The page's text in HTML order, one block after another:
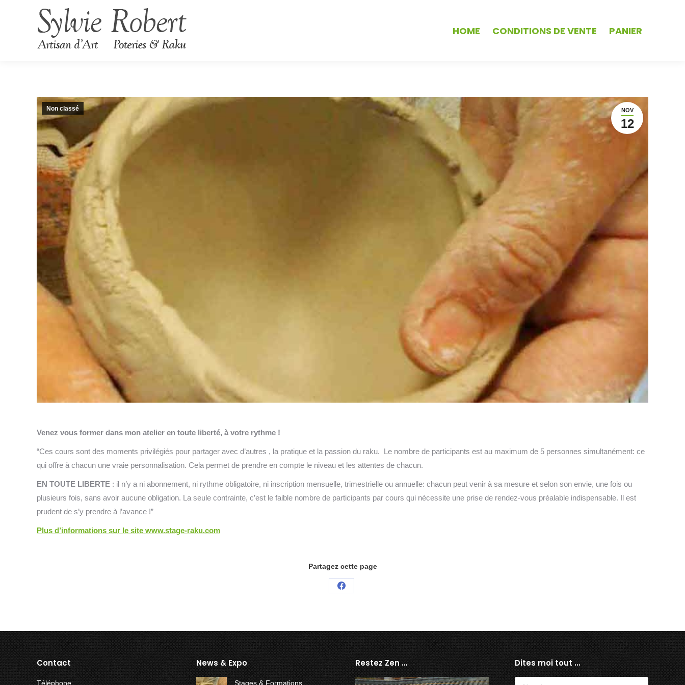
HOME CONDITIONS DE VENTE PANIER
NOV
12
Non classé
Venez vous former dans mon atelier en toute liberté, à votre rythme !
“Ces cours sont des moments privilégiés pour partager avec d’autres , la pratique et la passion du raku. Le nombre de participants est au maximum de 5 personnes simultanément: ce
qui offre à chacun une vraie personnalisation. Cela permet de prendre en compte le niveau et les attentes de chacun.
EN TOUTE LIBERTE : il n’y a ni abonnement, ni rythme obligatoire, ni inscription mensuelle, trimestrielle ou annuelle: chacun peut venir à sa mesure et selon son envie, une fois ou
plusieurs fois, sans avoir aucune obligation. La seule contrainte, c’est le faible nombre de participants par cours qui nécessite une prise de rendez-vous préalable indispensable. Il est
prudent de s’y prendre à l’avance !”
Plus d’informations sur le site www.stage-raku.com
Partagez cette page
Partager
Contact
Téléphone
News & Expo
Stages & Formations
Restez Zen … Dites moi tout …
Nom *